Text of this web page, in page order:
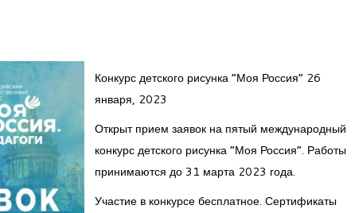
Конкурс детского рисунка “Моя Россия” 26
января, 2023
Открыт прием заявок на пятый международный
конкурс детского рисунка “Моя Россия”. Работы
принимаются до 31 марта 2023 года.
Участие в конкурсе бесплатное. Сертификаты